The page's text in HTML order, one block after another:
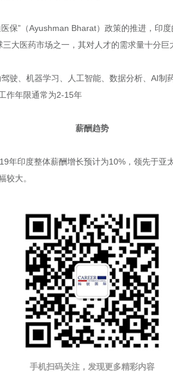
保”（Ayushman Bharat）政策的推进，印
大医药市场之一，其对人才的需求量十分巨
驶、机器学习、人工智能、数据分析、AI制
作年限通常为2-15年
薪酬趋势
年印度整体薪酬增长预计为10%，领先于
较大。
手机扫码关注，发现更多精彩内容